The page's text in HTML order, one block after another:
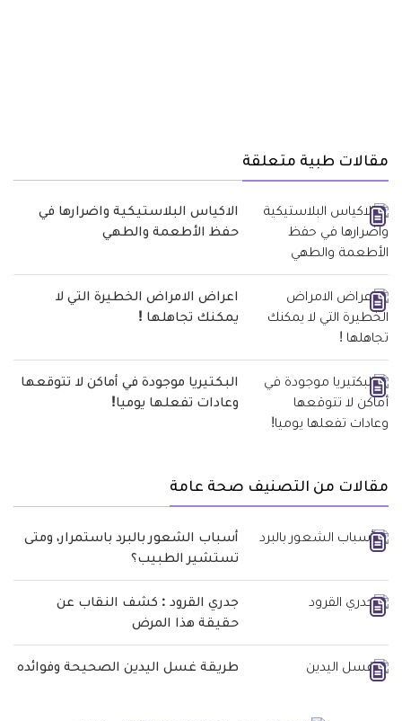
مقالات طبية متعلقة
الاكياس البلاستيكية واضرارها في
حفظ الأطعمة والطهي
اعراض الامراض الخطيرة التي لا
يمكنك تجاهلها !
البكتيريا موجودة في أماكن لا تتوقعها
وعادات تفعلها يوميا!
مقالات من التصنيف صحة عامة
أسباب الشعور بالبرد باستمرار، ومتى
تستشير الطبيب؟
جدري القرود : كشف النقاب عن
حقيقة هذا المرض
طريقة غسل اليدين الصحيحة وفوائده